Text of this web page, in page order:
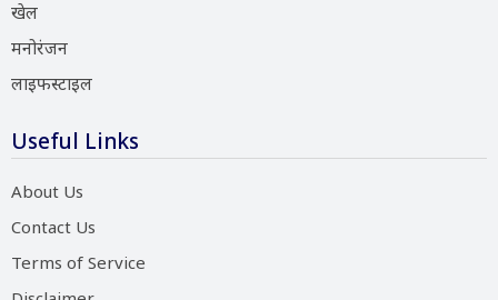
खेल
मनोरंजन
लाइफस्टाइल
Useful Links
About Us
Contact Us
Terms of Service